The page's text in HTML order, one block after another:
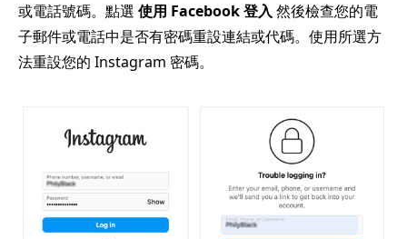
或電話號碼。點選 使用 Facebook 登入 然後檢查您的電
子郵件或電話中是否有密碼重設連結或代碼。使用所選方
法重設您的 Instagram 密碼。